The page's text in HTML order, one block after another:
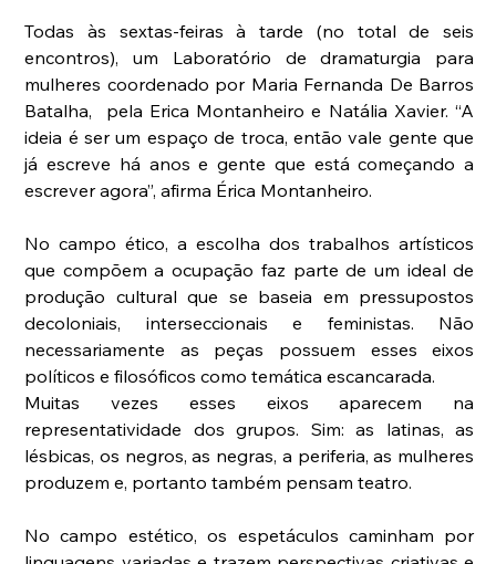
Todas às sextas-feiras à tarde (no total de seis
encontros), um Laboratório de dramaturgia para
mulheres coordenado por Maria Fernanda De Barros
Batalha,  pela Erica Montanheiro e Natália Xavier. “A
ideia é ser um espaço de troca, então vale gente que
já escreve há anos e gente que está começando a
escrever agora”, afirma Érica Montanheiro.
No campo ético, a escolha dos trabalhos artísticos
que compõem a ocupação faz parte de um ideal de
produção cultural que se baseia em pressupostos
decoloniais, interseccionais e feministas. Não
necessariamente as peças possuem esses eixos
políticos e filosóficos como temática escancarada.
Muitas vezes esses eixos aparecem na
representatividade dos grupos. Sim: as latinas, as
lésbicas, os negros, as negras, a periferia, as mulheres
produzem e, portanto também pensam teatro.
No campo estético, os espetáculos caminham por